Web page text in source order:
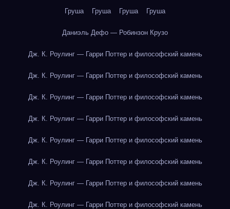
Груша Груша Груша Груша
Даниэль Дефо — Робинзон Крузо
Дж. К. Роулинг — Гарри Поттер и философский камень
Дж. К. Роулинг — Гарри Поттер и философский камень
Дж. К. Роулинг — Гарри Поттер и философский камень
Дж. К. Роулинг — Гарри Поттер и философский камень
Дж. К. Роулинг — Гарри Поттер и философский камень
Дж. К. Роулинг — Гарри Поттер и философский камень
Дж. К. Роулинг — Гарри Поттер и философский камень
Дж. К. Роулинг — Гарри Поттер и философский камень